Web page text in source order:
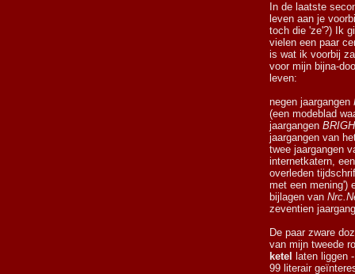
In de laatste
leven aan je
toch die 'ze'?) Ik
vielen een paar
is wat ik voorbij
voor mijn bijna-
leven:
negen jaargangen
(een modeblad
jaargangen
jaargangen van
twee jaargangen
internetkatern,
overleden
met een mening')
bijlagen van
zeventien
De paar zware
van mijn tweede
ketel
laten liggen
99 literair